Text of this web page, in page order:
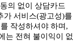
의 없이 상담카드
가 서비스(광고성)를
작성하셔야 하며,
는 전혀 불이익이 없